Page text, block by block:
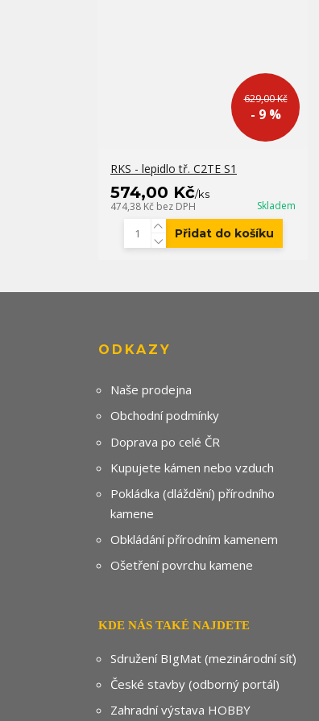
629,00 Kč
- 9 %
RKS - lepidlo tř. C2TE S1
574,00 Kč/ks
474,38 Kč bez DPH Skladem
Přidat do košíku
ODKAZY
Naše prodejna
Obchodní podmínky
Doprava po celé ČR
Kupujete kámen nebo vzduch
Pokládka (dláždění) přírodního
kamene
Obkládání přírodním kamenem
Ošetření povrchu kamene
KDE NÁS TAKÉ NAJDETE
Sdružení BIgMat (mezinárodní síť)
České stavby (odborný portál)
Zahradní výstava HOBBY